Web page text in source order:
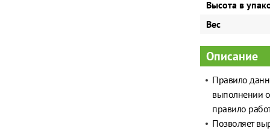
Высота в
Вес
Описание
Правило
выполнении
правило
Позволяет